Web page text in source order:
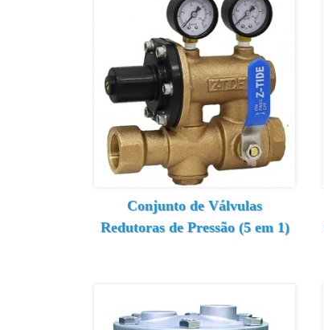
Conjunto de Válvulas
Redutoras de Pressão (5 em 1)